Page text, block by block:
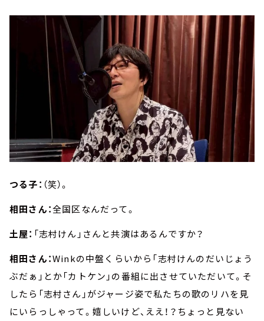
つる子： （笑）。
相田さん：全国区なんだって。
土屋： 「志村けん」さんと共演はあるんですか？
相田さん：Winkの中盤くらいから「志村けんのだいじょう
ぶだぁ」とか「カトケン」の番組に出させていただいて。そ
したら「志村さん」がジャージ姿で私たちの歌のリハを見
にいらっしゃって。嬉しいけど、ええ！？ちょっと見ない